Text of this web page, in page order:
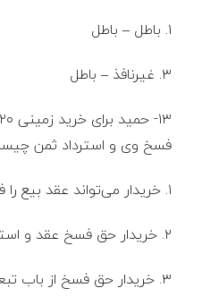
۱. باطل – باطل ۲. غیرنافذ – غیرنافذ
۳. غیرنافذ – باطل 4. باطل – غیرنافذ
فسخ وی و استرداد ثمن
۱. خریدار می‌تواند عقد بیع را فسخ کند و کل ثمن را مسترد کند.
۲. خریدار حق فسخ عقد و استرداد ثمن را ندارد.
۳. خریدار حق فسخ از باب تبعض صفقه را ندارد، اما می‌تواند ثمن مربوط به بخش باطل را مسترد کند.